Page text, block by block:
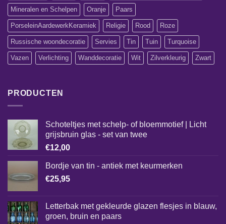
Mineralen en Schelpen Oranje Paars
PorseleinAardewerkKeramiek Religie Rood Roze
Russische woondecoratie Servies Tin Tuin Turquoise
Vazen Verlichting Wanddecoratie Wit Zilverkleurig Zwart
PRODUCTEN
Schoteltjes met schelp- of bloemmotief | Licht
grijsbruin glas - set van twee
€12,00
Bordje van tin - antiek met keurmerken
€25,95
Letterbak met gekleurde glazen flesjes in blauw,
groen, bruin en paars